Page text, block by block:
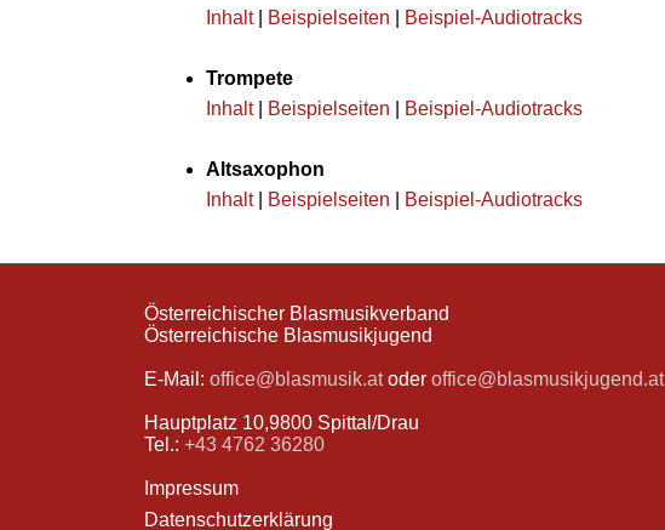
Inhalt
Beispielseiten Beispiel-Audiotracks
Trompete
Inhalt| Beispielseiten Beispiel-Audiotracks
Altsaxophon
Inhalt
Beispielseiten Beispiel-Audiotracks
Österreichischer Blasmusikverband
Österreichische Blasmusikjugend
E-Mail: office@blasmusik.atoder office@blasmusikjugend.at
Hauptplatz 10,9800 Spittal/Drau
Tel.: +43 4762 36280
Impressum
Datenschutzerklärung